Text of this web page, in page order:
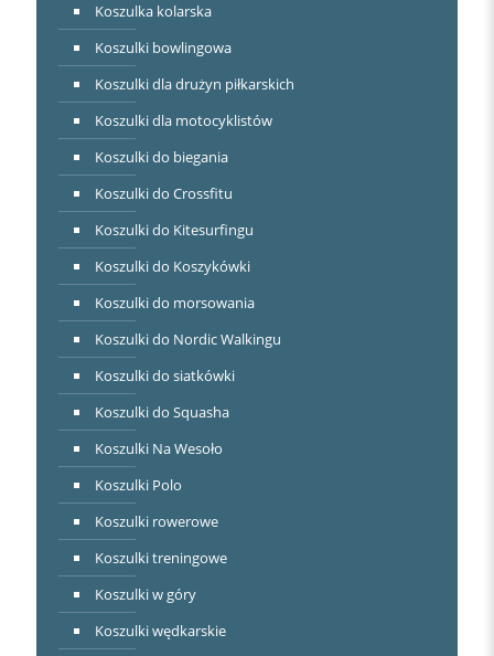
Koszulka kolarska
Koszulki bowlingowa
Koszulki dla drużyn piłkarskich
Koszulki dla motocyklistów
Koszulki do biegania
Koszulki do Crossfitu
Koszulki do Kitesurfingu
Koszulki do Koszykówki
Koszulki do morsowania
Koszulki do Nordic Walkingu
Koszulki do siatkówki
Koszulki do Squasha
Koszulki Na Wesoło
Koszulki Polo
Koszulki rowerowe
Koszulki treningowe
Koszulki w góry
Koszulki wędkarskie